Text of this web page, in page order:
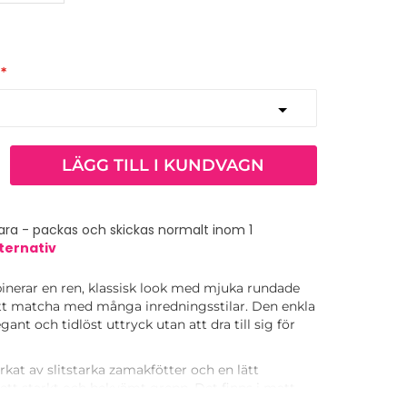
LÄGG TILL I KUNDVAGN
- packas och skickas normalt inom 1
en ren, klassisk look med mjuka rundade
med många inredningsstilar. Den enkla
och tidlöst uttryck utan att dra till sig för
av slitstarka zamakfötter och en lätt